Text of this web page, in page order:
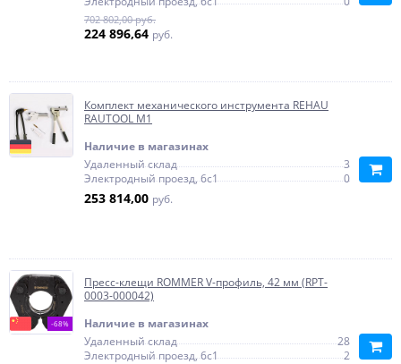
702 802,00 руб.
224 896,64 руб.
Комплект механического инструмента REHAU
RAUTOOL М1
Наличие в магазинах
Удаленный склад
3
Электродный проезд, 6с1
0
253 814,00 руб.
-68%
Пресс-клещи ROMMER V-профиль, 42 мм (RPT-
0003-000042)
Наличие в магазинах
Удаленный склад
28
Электродный проезд, 6с1
2